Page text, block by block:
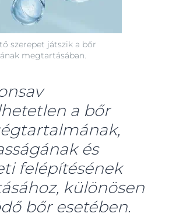
szerepet játszik a bőr
megtartásában.
a bőr
és
felépítésének
különösen
bőr esetében.